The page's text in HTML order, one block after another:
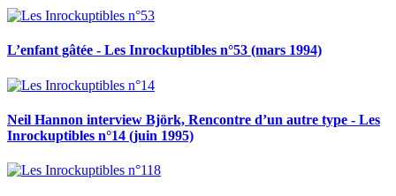
L’enfant gâtée - Les Inrockuptibles n°53 (mars 1994)
Neil Hannon interview Björk, Rencontre d’un autre type - Les
Inrockuptibles n°14 (juin 1995)